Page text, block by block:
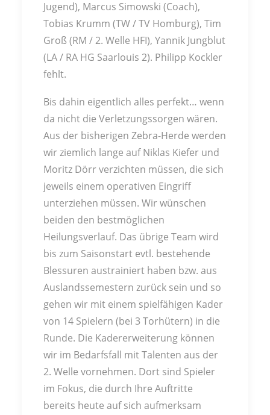
Jugend), Marcus Simowski (Coach),
Tobias Krumm (TW / TV Homburg), Tim
Groß (RM / 2. Welle HFI), Yannik Jungblut
(LA / RA HG Saarlouis 2). Philipp Kockler
fehlt.
Bis dahin eigentlich alles perfekt… wenn
da nicht die Verletzungssorgen wären.
Aus der bisherigen Zebra-Herde werden
wir ziemlich lange auf Niklas Kiefer und
Moritz Dörr verzichten müssen, die sich
jeweils einem operativen Eingriff
unterziehen müssen. Wir wünschen
beiden den bestmöglichen
Heilungsverlauf. Das übrige Team wird
bis zum Saisonstart evtl. bestehende
Blessuren austrainiert haben bzw. aus
Auslandssemestern zurück sein und so
gehen wir mit einem spielfähigen Kader
von 14 Spielern (bei 3 Torhütern) in die
Runde. Die Kadererweiterung können
wir im Bedarfsfall mit Talenten aus der
2. Welle vornehmen. Dort sind Spieler
im Fokus, die durch Ihre Auftritte
bereits heute auf sich aufmerksam